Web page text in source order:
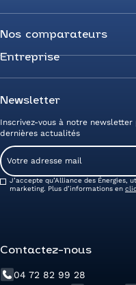
Transition énergétique
Secteurs d’expertise
Optimisez vos taxes et
Mix énergie
Efficacité énergétique
Photovoltaïque
Energy Management
Entreprise zéro carbone
Actualités
Guides de l’énergie
Livres blancs
Nos comparateurs
Comparateur Électricité
Comparateur Gaz
Prix du Gaz
Entreprise
Nous rejoindre
Devenez Partenaire
Avis clients Alliance des
Contactez-nous
Service client
Newsletter
Inscrivez-vous à notre
dernières actualités
Consent
J’accepte qu’Alliance des Énergies,
marketing. Plus d’informations en
Email
Contactez-nous
04 72 82 99 28